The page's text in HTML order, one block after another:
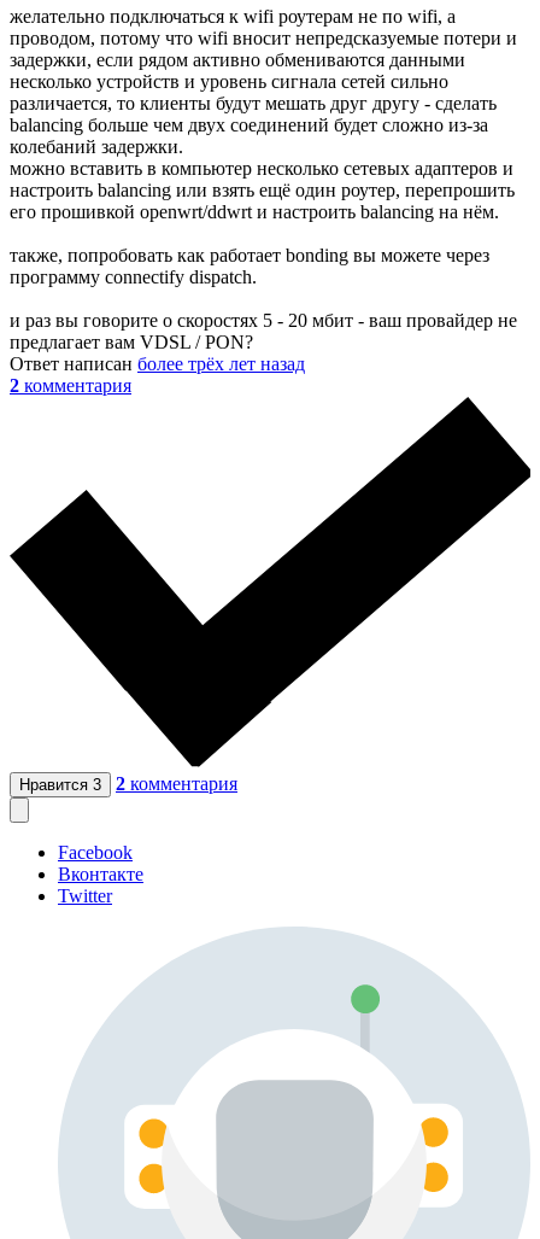
желательно подключаться к wifi роутерам не по wifi, а
проводом, потому что wifi вносит непредсказуемые потери и
задержки, если рядом активно обмениваются данными
несколько устройств и уровень сигнала сетей сильно
различается, то клиенты будут мешать друг другу - сделать
balancing больше чем двух соединений будет сложно из-за
колебаний задержки.
можно вставить в компьютер несколько сетевых адаптеров и
настроить balancing или взять ещё один роутер, перепрошить
его прошивкой openwrt/ddwrt и настроить balancing на нём.
также, попробовать как работает bonding вы можете через
программу connectify dispatch.
и раз вы говорите о скоростях 5 - 20 мбит - ваш провайдер не
предлагает вам VDSL / PON?
Ответ написан более трёх лет назад
2 комментария
Нравится 3 2 комментария
Facebook
Вконтакте
Twitter